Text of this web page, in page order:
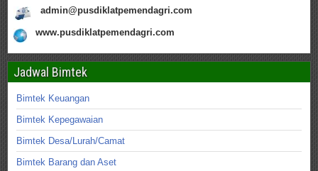
admin@pusdiklatpemendagri.com
www.pusdiklatpemendagri.com
Jadwal Bimtek
Bimtek Keuangan
Bimtek Kepegawaian
Bimtek Desa/Lurah/Camat
Bimtek Barang dan Aset